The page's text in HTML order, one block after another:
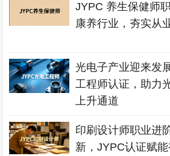
JYPC 养生保健师
康养行业，夯实从
光电子产业迎来发
工程师认证，助力
上升通道
印刷设计师职业进
新，JYPC认证赋